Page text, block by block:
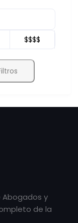
$$$$
Abogados y
de la